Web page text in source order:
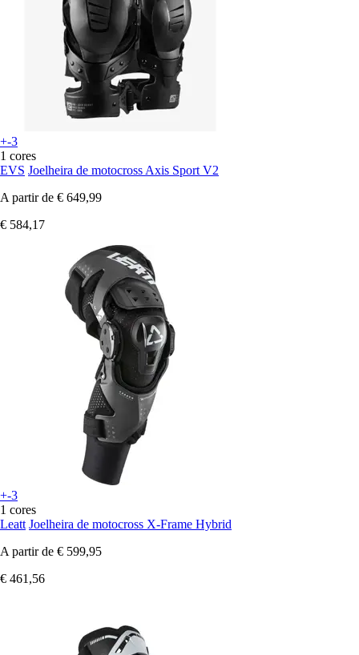
+-3
1 cores
EVS Joelheira de motocross Axis Sport V2
A partir de € 649,99
€ 584,17
+-3
1 cores
Leatt Joelheira de motocross X-Frame Hybrid
A partir de € 599,95
€ 461,56